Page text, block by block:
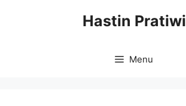
Hastin Pratiwi
Menu